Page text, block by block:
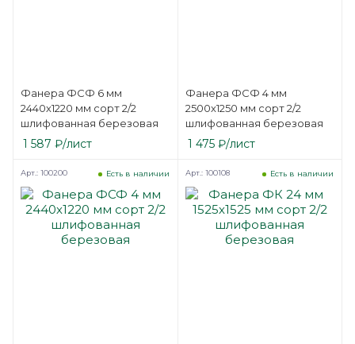
Фанера ФСФ 6 мм
2440х1220 мм сорт 2/2
шлифованная березовая
1 587 ₽/лист
Фанера ФСФ 4 мм
2500х1250 мм сорт 2/2
шлифованная березовая
1 475₽/лист
Есть в наличии
Арт.: 100200 Есть в наличии
Арт.: 100108